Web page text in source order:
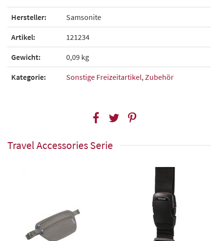
Hersteller: Samsonite
Artikel: 121234
Gewicht: 0,09 kg
Kategorie: Sonstige Freizeitartikel, Zubehör
Travel Accessories Serie